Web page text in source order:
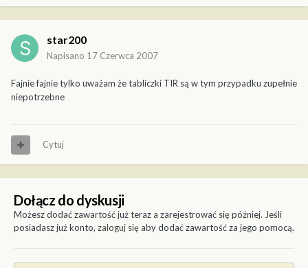
star200
Napisano 17 Czerwca 2007
Fajnie fajnie tylko uważam że tabliczki TIR są w tym przypadku zupełnie
niepotrzebne
Cytuj
Dołącz do dyskusji
Możesz dodać zawartość już teraz a zarejestrować się później. Jeśli
posiadasz już konto, zaloguj sięaby dodać zawartość za jego pomocą.